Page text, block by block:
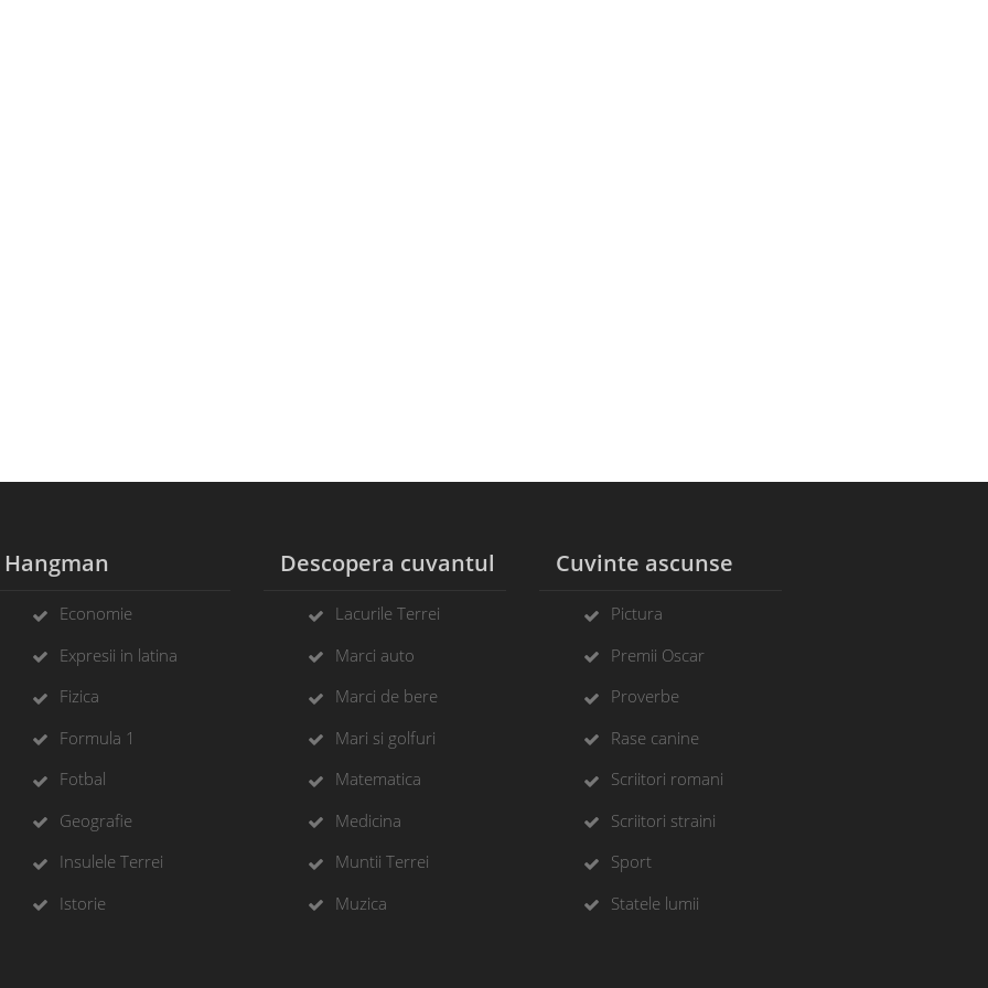
Hangman
Economie
Expresii in latina
Fizica
Formula 1
Fotbal
Geografie
Insulele Terrei
Istorie
Descopera cuvantul
Lacurile Terrei
Marci auto
Marci de bere
Mari si golfuri
Matematica
Medicina
Muntii Terrei
Muzica
Cuvinte ascunse
Pictura
Premii Oscar
Proverbe
Rase canine
Scriitori romani
Scriitori straini
Sport
Statele lumii